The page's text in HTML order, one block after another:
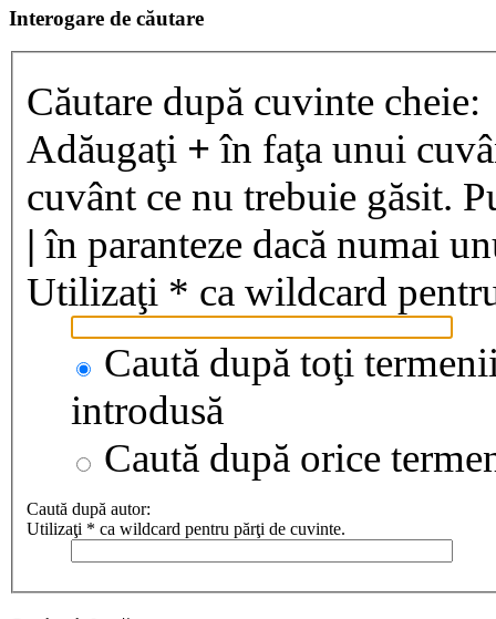
Interogare de căutare
Căutare după cuvinte cheie:
Adăugaţi + în faţa unui
cuvânt ce nu trebuie găsit.
| în paranteze dacă numai
Utilizaţi * ca wildcard
Caută după toţi
introdusă
Caută după orice
Caută după autor:
Utilizaţi * ca wildcard pentru părţi de cuvinte.